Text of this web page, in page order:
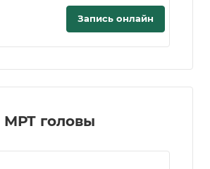
Запись онлайн
головы